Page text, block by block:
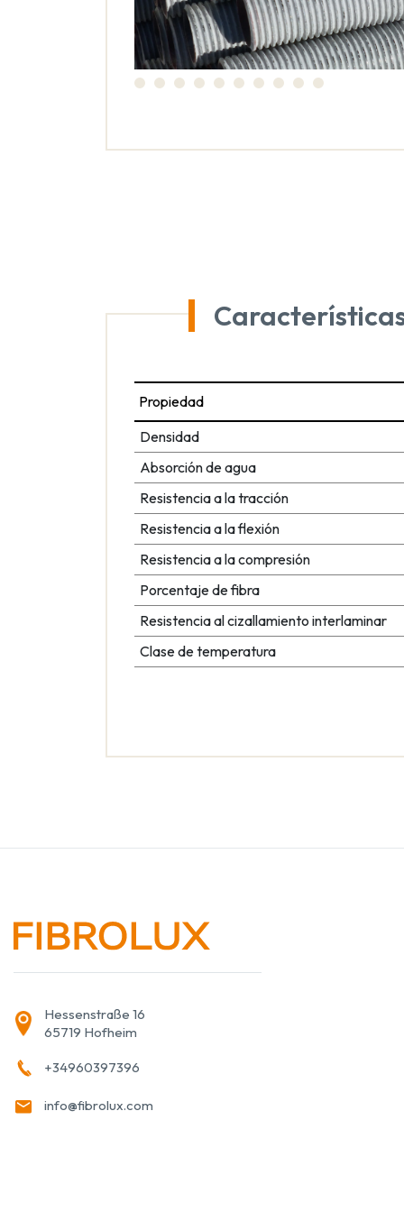
Propiedad
Densidad
Absorción de agua
Resistencia a la tracción
Resistencia a la flexión
Resistencia a la compresión
Porcentaje de fibra
Resistencia al cizallamiento interlaminar
Clase de temperatura
Hessenstraße 16
65719 Hofheim
+34960397396
info@fibrolux.com